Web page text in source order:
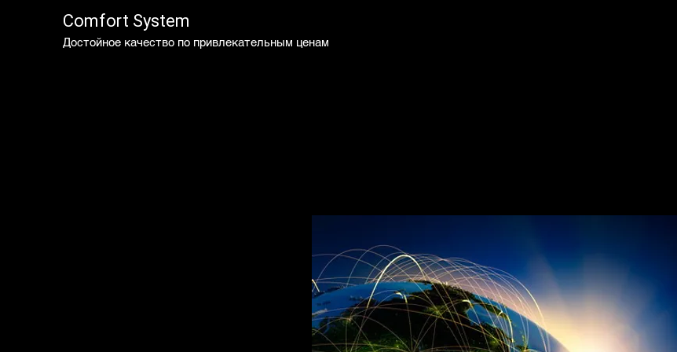
Comfort System
Достойное качество по привлекательным ценам